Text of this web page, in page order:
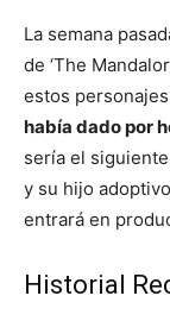
La semana
de ‘The
estos
había dado por
sería el
y su hijo
entrará en
Historial